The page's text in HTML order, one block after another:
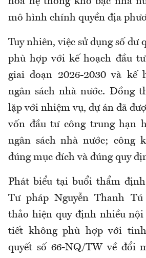
mô hình chính quyền địa
Tuy nhiên, việc sử dụng số dư
phù hợp với kế hoạch đầu
giai đoạn 2026-2030 và kế
ngân sách nhà nước. Đồng
lặp với nhiệm vụ, dự án đã
vốn đầu tư công trung hạn
ngân sách nhà nước; công
đúng mục đích và đúng quy
Phát biểu tại buổi thẩm
Tư pháp Nguyễn Thanh
thảo hiện quy định nhiều
tiết không phù hợp với
quyết số 66-NQ/TW về đổi